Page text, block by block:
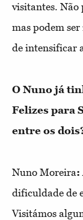
visitantes. Não
mas podem
de intensificar
O Nuno já
Felizes para
entre os
Nuno Moreira:
dificuldade de
Visitámos